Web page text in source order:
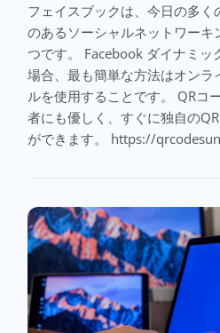
フェイスブックは、今日の多
のあるソーシャルネットワーキ
つです。 Facebook ダイナミッ
場合、最も簡単な方法はオンラ
ルを使用することです。 QRコ
者にも優しく、すぐに独自の
ができます。 https://